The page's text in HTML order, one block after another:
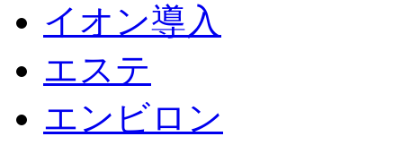
イオン導入
エステ
エンビロン